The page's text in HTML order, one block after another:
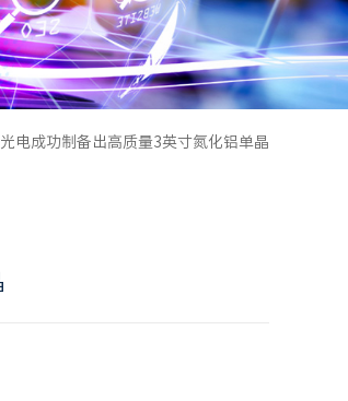
电成功制备出高质量3英寸氮化铝单晶